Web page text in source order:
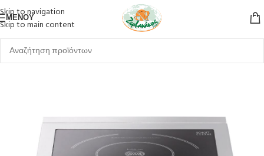
Skip to navigation
Skip to main content
ΜΕΝΟΎ